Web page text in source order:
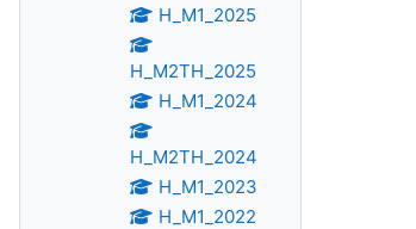
H_M1_2025
H_M2TH_2025
H_M1_2024
H_M2TH_2024
H_M1_2023
H_M1_2022